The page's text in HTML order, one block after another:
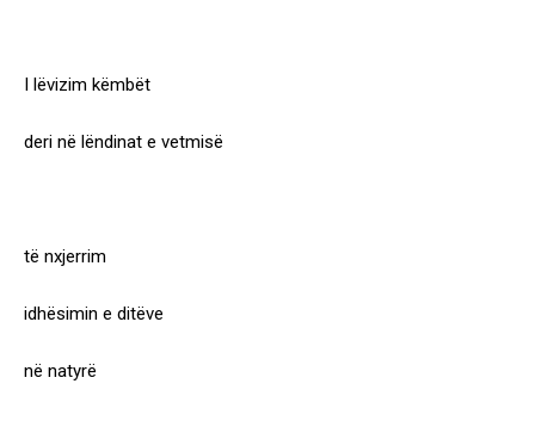
I lëvizim këmbët
deri në lëndinat e vetmisë
të nxjerrim
idhësimin e ditëve
në natyrë